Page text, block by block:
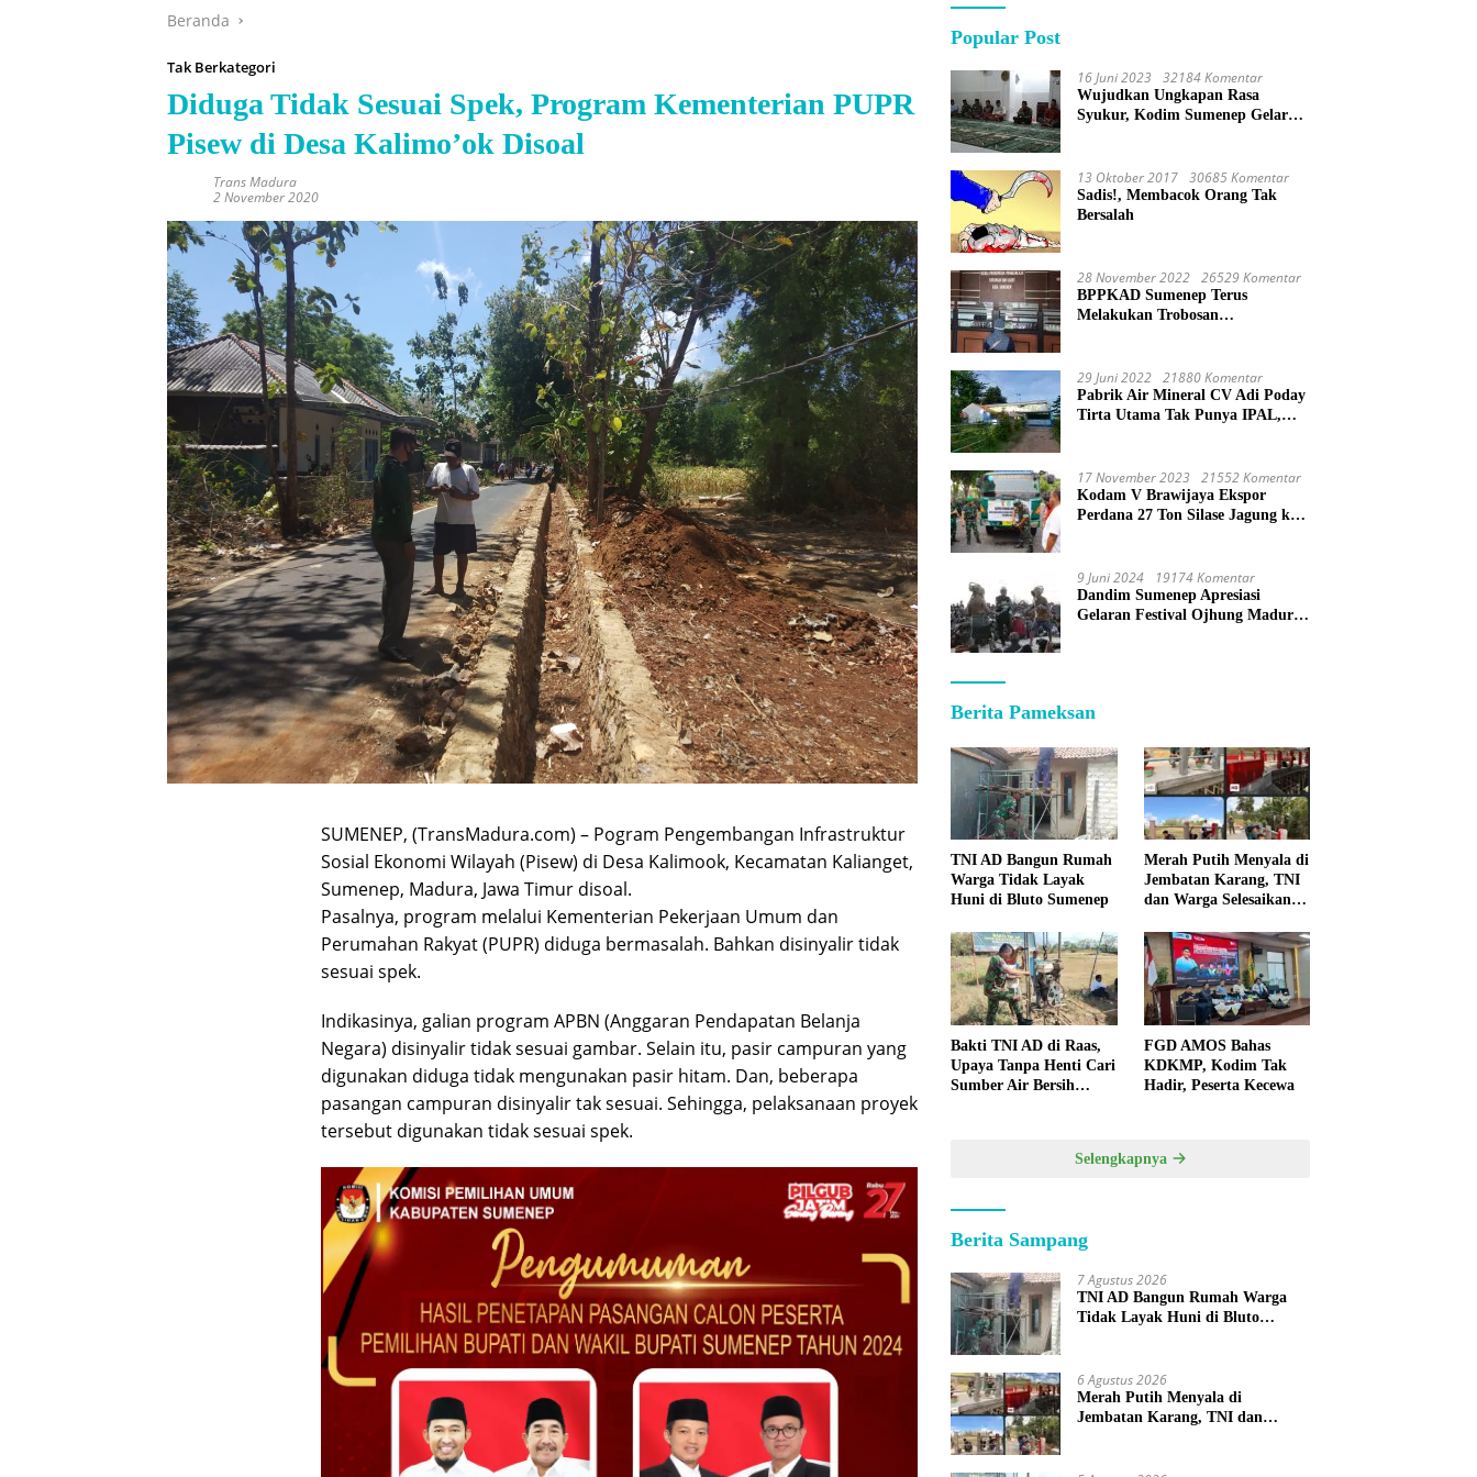
Beranda
Tak Berkategori
Diduga Tidak Sesuai Spek, Program Kementerian PUPR
Pisew di Desa Kalimo’ok Disoal
Trans Madura
2 November 2020
SUMENEP, (TransMadura.com) – Pogram Pengembangan Infrastruktur
Sosial Ekonomi Wilayah (Pisew) di Desa Kalimook, Kecamatan Kalianget,
Sumenep, Madura, Jawa Timur disoal.
Pasalnya, program melalui Kementerian Pekerjaan Umum dan
Perumahan Rakyat (PUPR) diduga bermasalah. Bahkan disinyalir tidak
sesuai spek.
Indikasinya, galian program APBN (Anggaran Pendapatan Belanja
Negara) disinyalir tidak sesuai gambar. Selain itu, pasir campuran yang
digunakan diduga tidak mengunakan pasir hitam. Dan, beberapa
pasangan campuran disinyalir tak sesuai. Sehingga, pelaksanaan proyek
tersebut digunakan tidak sesuai spek.
Popular Post
16 Juni 2023 32184 Komentar
Wujudkan Ungkapan Rasa
Syukur, Kodim Sumenep Gelar
13 Oktober 2017 30685 Komentar
Sadis!, Membacok Orang Tak
Bersalah
28 November 2022 26529 Komentar
BPPKAD Sumenep Terus
Melakukan Trobosan
29 Juni 2022 21880 Komentar
Pabrik Air Mineral CV Adi Poday
Tirta Utama Tak Punya IPAL,
17 November 2023 21552 Komentar
Kodam V Brawijaya Ekspor
Perdana 27 Ton Silase Jagung ke
9 Juni 2024 19174 Komentar
Dandim Sumenep Apresiasi
Gelaran Festival Ojhung Madura
Berita Pameksan
TNI AD Bangun Rumah
Warga Tidak Layak
Huni di Bluto Sumenep
Merah Putih Menyala di
Jembatan Karang, TNI
dan Warga Selesaikan
Bakti TNI AD di Raas,
Upaya Tanpa Henti Cari
Sumber Air Bersih
FGD AMOS Bahas
KDKMP, Kodim Tak
Hadir, Peserta Kecewa
Selengkapnya
Berita Sampang
7 Agustus 2026
TNI AD Bangun Rumah Warga
Tidak Layak Huni di Bluto
6 Agustus 2026
Merah Putih Menyala di
Jembatan Karang, TNI dan